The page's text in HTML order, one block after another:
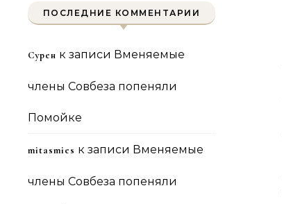
ПОСЛЕДНИЕ КОММЕНТАРИИ
Сурен к записи Вменяемые
члены Совбеза попеняли
Помойке
mitasmies к записи Вменяемые
члены Совбеза попеняли